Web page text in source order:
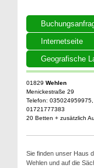
Internetseite
Geografische
01829 Wehlen
Menickestraße 29
Telefon: 035024959975,
01721777383
20 Betten + zusätzlich
Sie finden unser Haus
Wehlen und auf die